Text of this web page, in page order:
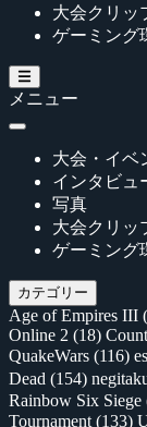
大会クリッ
ゲーミング
メニュー
大会・イベ
インタビュ
写真
大会クリッ
ゲーミング
カテゴリー
Age of Empires III
Online 2 (18)
QuakeWars (116)
Dead (154)
Rainbow Six Siege
Tournament (133)